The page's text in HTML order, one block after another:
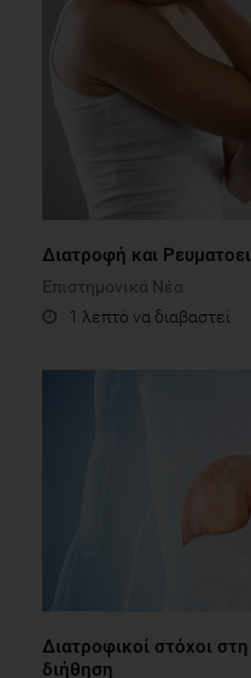
Διατροφή και
Επιστημονικά Νέα
1 λεπτό να διαβαστεί
Διατροφικοί στόχοι
διήθηση